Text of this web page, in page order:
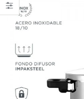
Olla clasica
bombeada 4l
inoxidable 18/10